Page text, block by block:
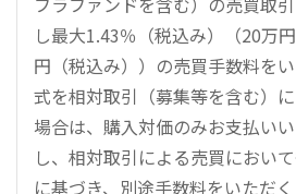
し最大1.43％（税込み）（20万
円（税込み））の売買手数料を
式を相対取引（募集等を含む）
場合は、購入対価のみお支払い
し、相対取引による売買におい
に基づき、別途手数料をいただ